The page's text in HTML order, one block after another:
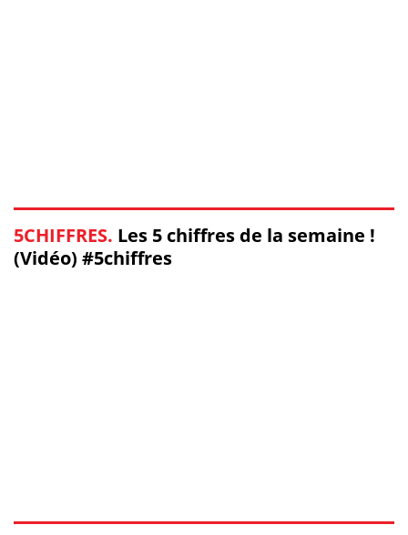
5CHIFFRES. Les 5 chiffres de la semaine !
(Vidéo) #5chiffres